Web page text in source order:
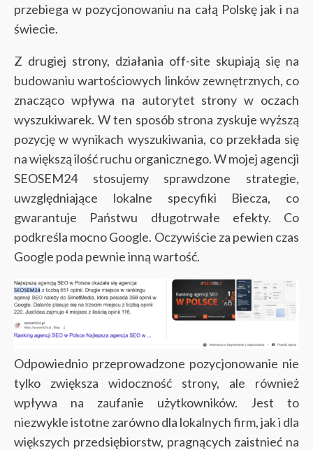
przebiega w pozycjonowaniu na całą Polskę jak i na
świecie.
Z drugiej strony, działania off-site skupiają się na
budowaniu wartościowych linków zewnętrznych, co
znacząco wpływa na autorytet strony w oczach
wyszukiwarek. W ten sposób strona zyskuje wyższą
pozycję w wynikach wyszukiwania, co przekłada się
na większą ilość ruchu organicznego. W mojej agencji
SEOSEM24 stosujemy sprawdzone strategie,
uwzględniające lokalne specyfiki Biecza, co
gwarantuje Państwu długotrwałe efekty. Co
podkreśla mocno Google. Oczywiście za pewien czas
Google poda pewnie inną wartość.
Odpowiednio przeprowadzone pozycjonowanie nie
tylko zwiększa widoczność strony, ale również
wpływa na zaufanie użytkowników. Jest to
niezwykle istotne zarówno dla lokalnych firm, jak i dla
większych przedsiębiorstw, pragnących zaistnieć na